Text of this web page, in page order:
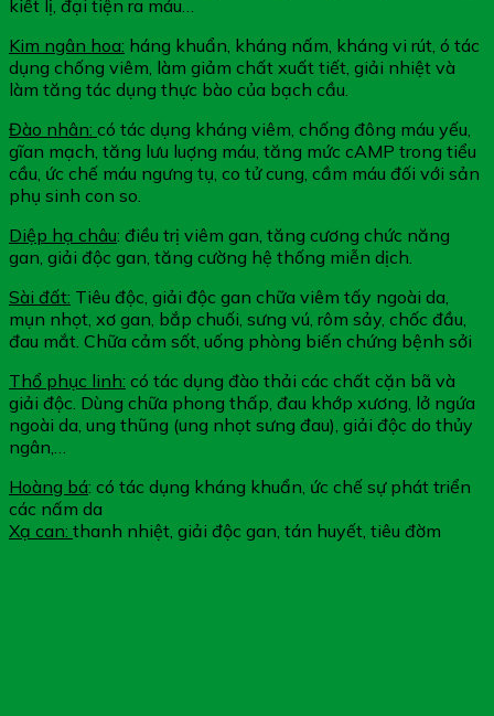
kiết lị, đại tiện ra máu…
Kim ngân hoa: háng khuẩn, kháng nấm, kháng vi rút, ó tác
dụng chống viêm, làm giảm chất xuất tiết, giải nhiệt và
làm tăng tác dụng thực bào của bạch cầu.
Đào nhân: có tác dụng kháng viêm, chống đông máu yếu,
gĩan mạch, tăng lưu luợng máu, tăng mức cAMP trong tiểu
cầu, ức chế máu ngưng tụ, co tử cung, cầm máu đối với sản
phụ sinh con so.
Diệp hạ châu: điều trị viêm gan, tăng cương chức năng
gan, giải độc gan, tăng cường hệ thống miễn dịch.
Sài đất: Tiêu độc, giải độc gan chữa viêm tấy ngoài da,
mụn nhọt, xơ gan, bắp chuối, sưng vú, rôm sảy, chốc đầu,
đau mắt. Chữa cảm sốt, uống phòng biến chứng bệnh sởi
Thổ phục linh: có tác dụng đào thải các chất cặn bã và
giải độc. Dùng chữa phong thấp, đau khớp xương, lở ngứa
ngoài da, ung thũng (ung nhọt sưng đau), giải độc do thủy
ngân,…
Hoàng bá: có tác dụng kháng khuẩn, ức chế sự phát triển
các nấm da
Xạ can: thanh nhiệt, giải độc gan, tán huyết, tiêu đờm